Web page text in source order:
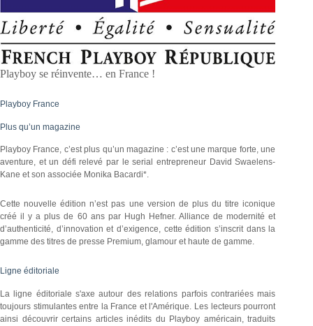
Playboy se réinvente… en France !
Playboy France
Plus qu’un magazine
Playboy France, c’est plus qu’un magazine : c’est une marque forte, une
aventure, et un défi relevé par le serial entrepreneur David Swaelens-
Kane et son associée Monika Bacardi*.
Cette nouvelle édition n’est pas une version de plus du titre iconique
créé il y a plus de 60 ans par Hugh Hefner. Alliance de modernité et
d’authenticité, d’innovation et d’exigence, cette édition s’inscrit dans la
gamme des titres de presse Premium, glamour et haute de gamme.
Ligne éditoriale
La ligne éditoriale s'axe autour des relations parfois contrariées mais
toujours stimulantes entre la France et l'Amérique. Les lecteurs pourront
ainsi découvrir certains articles inédits du Playboy américain, traduits